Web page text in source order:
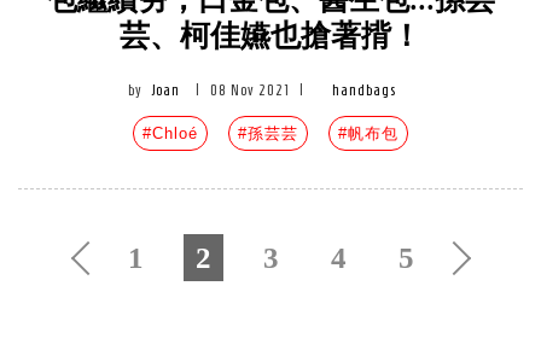
芸、柯佳嬿也搶著揹！
by Joan 08 Nov 2021 handbags
#Chloé #孫芸芸 #帆布包
1 2 3 4 5